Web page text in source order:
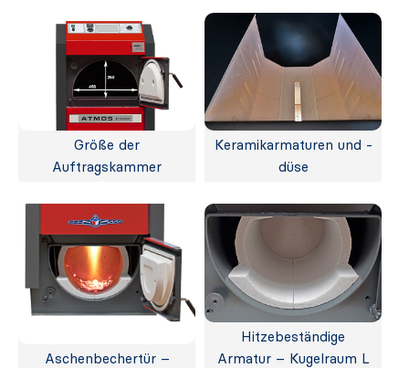
Größe der
Auftragskammer
Keramikarmaturen und -
düse
Aschenbechertür –
Hitzebeständige
Armatur – Kugelraum L